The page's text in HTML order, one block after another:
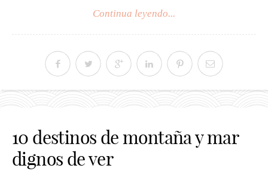
Continua leyendo...
10 destinos de montaña y mar
dignos de ver